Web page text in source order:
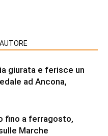
giurata e ferisce un
ad Ancona,
fino a ferragosto,
Marche